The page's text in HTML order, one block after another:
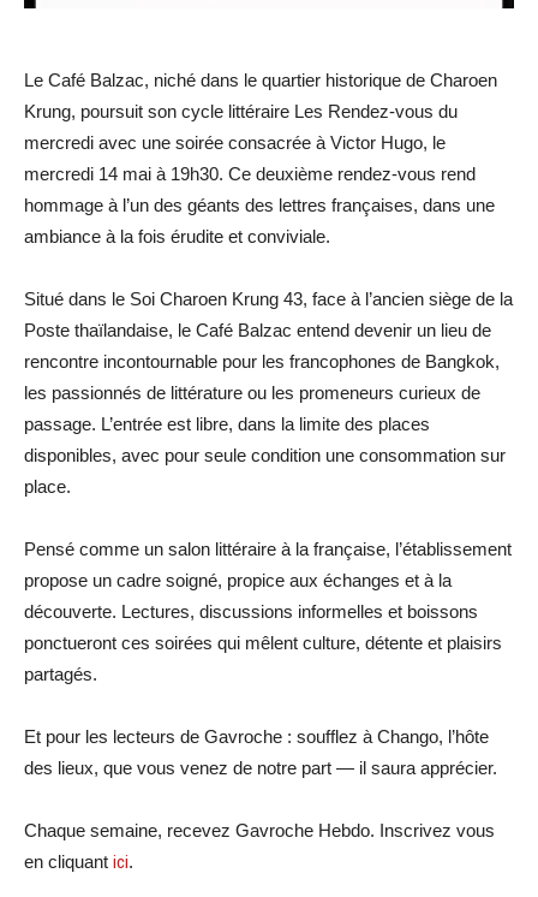
Le Café Balzac, niché dans le quartier historique de Charoen
Krung, poursuit son cycle littéraire Les Rendez-vous du
mercredi avec une soirée consacrée à Victor Hugo, le
mercredi 14 mai à 19h30. Ce deuxième rendez-vous rend
hommage à l’un des géants des lettres françaises, dans une
ambiance à la fois érudite et conviviale.
Situé dans le Soi Charoen Krung 43, face à l’ancien siège de la
Poste thaïlandaise, le Café Balzac entend devenir un lieu de
rencontre incontournable pour les francophones de Bangkok,
les passionnés de littérature ou les promeneurs curieux de
passage. L’entrée est libre, dans la limite des places
disponibles, avec pour seule condition une consommation sur
place.
Pensé comme un salon littéraire à la française, l’établissement
propose un cadre soigné, propice aux échanges et à la
découverte. Lectures, discussions informelles et boissons
ponctueront ces soirées qui mêlent culture, détente et plaisirs
partagés.
Et pour les lecteurs de Gavroche : soufflez à Chango, l’hôte
des lieux, que vous venez de notre part — il saura apprécier.
Chaque semaine, recevez Gavroche Hebdo. Inscrivez vous
en cliquant ici.